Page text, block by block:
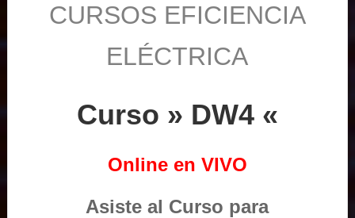
CURSOS EFICIENCIA
ELÉCTRICA
Curso » DW4 «
Online en VIVO
Asiste al Curso para